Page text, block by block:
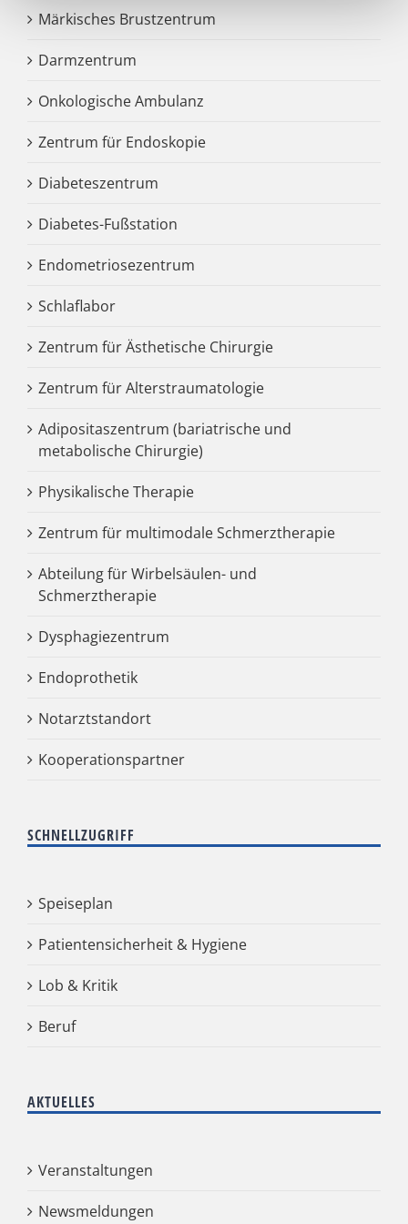
Märkisches Brustzentrum
Darmzentrum
Onkologische Ambulanz
Zentrum für Endoskopie
Diabeteszentrum
Diabetes-Fußstation
Endometriosezentrum
Schlaflabor
Zentrum für Ästhetische Chirurgie
Zentrum für Alterstraumatologie
Adipositaszentrum (bariatrische und
metabolische Chirurgie)
Physikalische Therapie
Zentrum für multimodale Schmerztherapie
Abteilung für Wirbelsäulen- und
Schmerztherapie
Dysphagiezentrum
Endoprothetik
Notarztstandort
Kooperationspartner
SCHNELLZUGRIFF
Speiseplan
Patientensicherheit & Hygiene
Lob & Kritik
Beruf
AKTUELLES
Veranstaltungen
Newsmeldungen